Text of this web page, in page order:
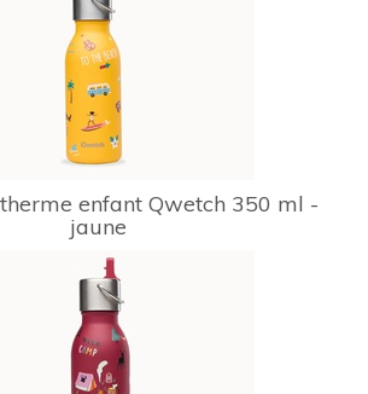
enfant Qwetch 350 ml -
jaune